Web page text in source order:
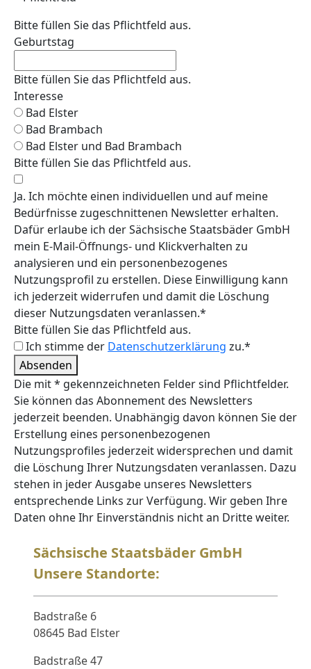
Bitte füllen Sie das Pflichtfeld aus.
Geburtstag
Bitte füllen Sie das Pflichtfeld aus.
Interesse
Bad Elster
Bad Brambach
Bad Elster und Bad Brambach
Bitte füllen Sie das Pflichtfeld aus.
Ja. Ich möchte einen individuellen und auf meine
Bedürfnisse zugeschnittenen Newsletter erhalten.
Dafür erlaube ich der Sächsische Staatsbäder GmbH
mein E-Mail-Öffnungs- und Klickverhalten zu
analysieren und ein personenbezogenes
Nutzungsprofil zu erstellen. Diese Einwilligung kann
ich jederzeit widerrufen und damit die Löschung
dieser Nutzungsdaten veranlassen.*
Bitte füllen Sie das Pflichtfeld aus.
Ich stimme der Datenschutzerklärung zu.*
Absenden
Die mit * gekennzeichneten Felder sind Pflichtfelder.
Sie können das Abonnement des Newsletters
jederzeit beenden. Unabhängig davon können Sie der
Erstellung eines personenbezogenen
Nutzungsprofiles jederzeit widersprechen und damit
die Löschung Ihrer Nutzungsdaten veranlassen. Dazu
stehen in jeder Ausgabe unseres Newsletters
entsprechende Links zur Verfügung. Wir geben Ihre
Daten ohne Ihr Einverständnis nicht an Dritte weiter.
Sächsische Staatsbäder GmbH
Unsere Standorte:
Badstraße 6
08645 Bad Elster
Badstraße 47